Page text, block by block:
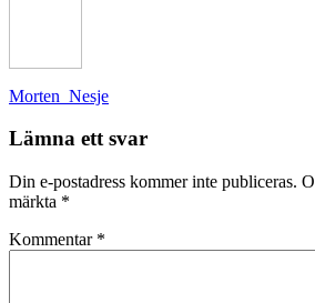
Inläggsnavigering
Morten_Nesje
Lämna ett svar
Din e-postadress kommer inte publiceras.
märkta *
Kommentar *